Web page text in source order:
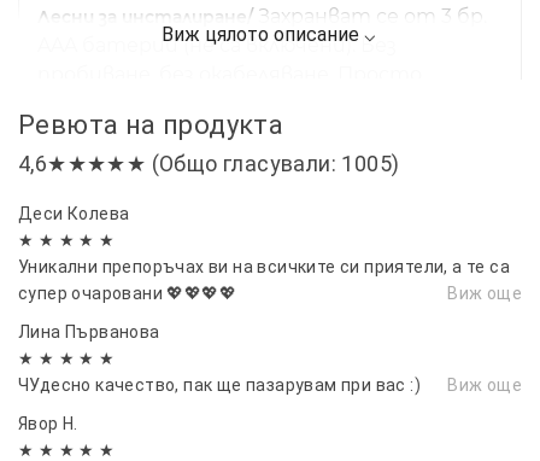
Лесни за инсталиране/Захранват се от 3 бр.
AAA батерии (не са включени). Без
светлината на вратата върху плоската
част на панела на вратата и залепете
Опаковка/
Препоръчително е да закупите 2
комплекта от 4 светлини, които ще
направят колата ви още по-яка и по-
стилна през нощта. Перфектни подаръци
за семейство, клубни приятели, фенове на
автомобили, приятели. Като коледен
подарък, празничен подарък.
Ревюта на продукта
4,6★★★★★ (Общо гласували: 1005)
Деси Колева
★ ★ ★ ★ ★
Уникални препоръчах ви на всичките си приятели, а те са
супер очаровани 💖💖💖💖
Виж още
Лина Първанова
★ ★ ★ ★ ★
ЧУдесно качество, пак ще пазарувам при вас :)
Виж още
Явор Н.
★ ★ ★ ★ ★